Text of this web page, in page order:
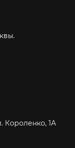
Короленко, 1А